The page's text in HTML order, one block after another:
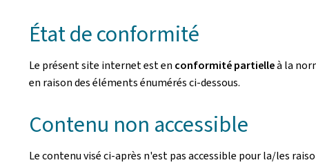
État de conformité
Le présent site internet est en conformité partielleà la
en raison des éléments énumérés ci-dessous.
Contenu non accessible
Le contenu visé ci-après n'est pas accessible pour la/les